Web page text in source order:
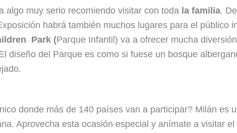
algo muy serio recomiendo visitar con toda la familia.
habrá también muchos lugares para el público
Park (Parque Infantil) va a ofrecer mucha
diseño del Parque es como si fuese un bosque
donde más de 140 países van a participar? Milán es
Aprovecha esta ocasión especial y anímate a visitar